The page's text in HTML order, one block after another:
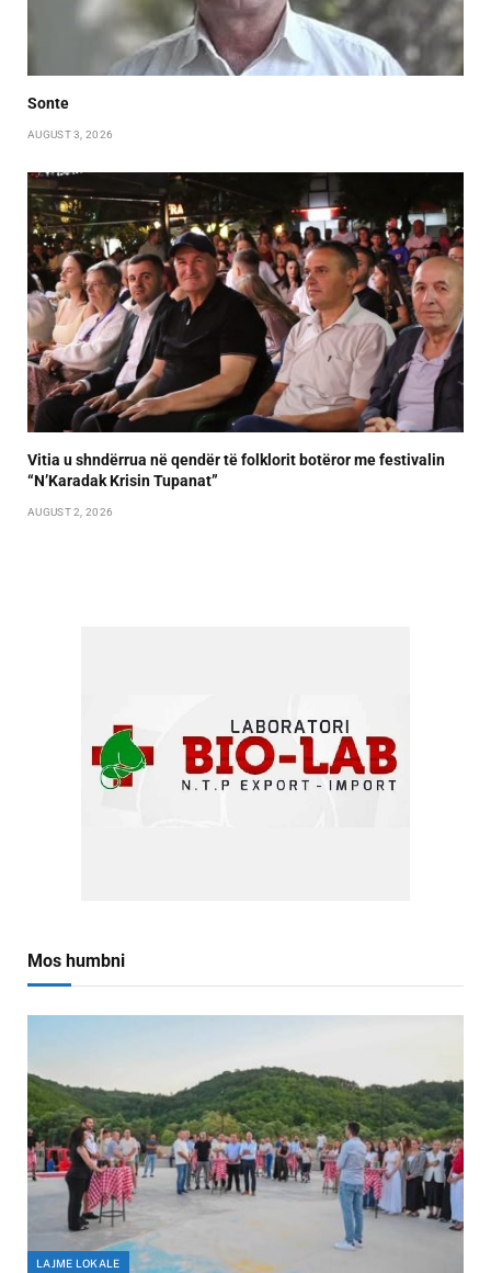
Sonte
AUGUST 3, 2026
Vitia u shndërrua në qendër të folklorit botëror me festivalin
“N’Karadak Krisin Tupanat”
AUGUST 2, 2026
Mos humbni
LAJME LOKALE